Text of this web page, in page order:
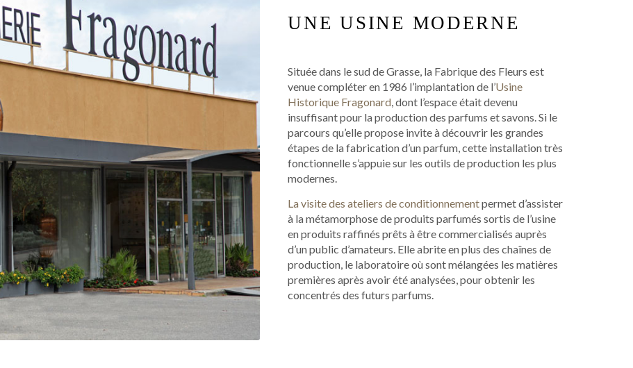
UNE USINE MODERNE
Située dans le sud de Grasse, la Fabrique des Fleurs est
venue compléter en 1986 l’implantation de l’Usine
Historique Fragonard, dont l’espace était devenu
insuffisant pour la production des parfums et savons. Si le
parcours qu’elle propose invite à découvrir les grandes
étapes de la fabrication d’un parfum, cette installation très
fonctionnelle s’appuie sur les outils de production les plus
modernes.
La visite des ateliers de conditionnementpermet d’assister
à la métamorphose de produits parfumés sortis de l’usine
en produits raffinés prêts à être commercialisés auprès
d’un public d’amateurs. Elle abrite en plus des chaînes de
production, le laboratoire où sont mélangées les matières
premières après avoir été analysées, pour obtenir les
concentrés des futurs parfums.